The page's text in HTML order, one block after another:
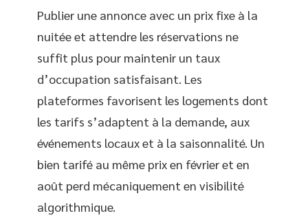
Publier une annonce avec un prix fixe à la
nuitée et attendre les réservations ne
suffit plus pour maintenir un taux
d’occupation satisfaisant. Les
plateformes favorisent les logements dont
les tarifs s’adaptent à la demande, aux
événements locaux et à la saisonnalité. Un
bien tarifé au même prix en février et en
août perd mécaniquement en visibilité
algorithmique.